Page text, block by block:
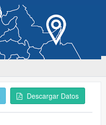
Descargar Datos